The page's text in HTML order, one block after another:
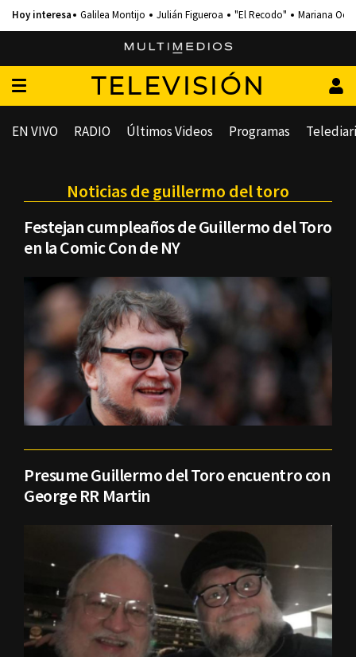
Galilea Montijo Julián Figueroa "El Recodo" Mariana
TELEVISIÓN
EN VIVO RADIO Últimos Videos Programas
Noticias de guillermo del toro
Festejan cumpleaños de Guillermo del Toro
en la Comic Con de NY
Presume Guillermo del Toro encuentro con
George RR Martin